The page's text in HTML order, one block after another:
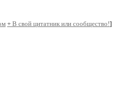
+ В свой цитатник или сообщество!]